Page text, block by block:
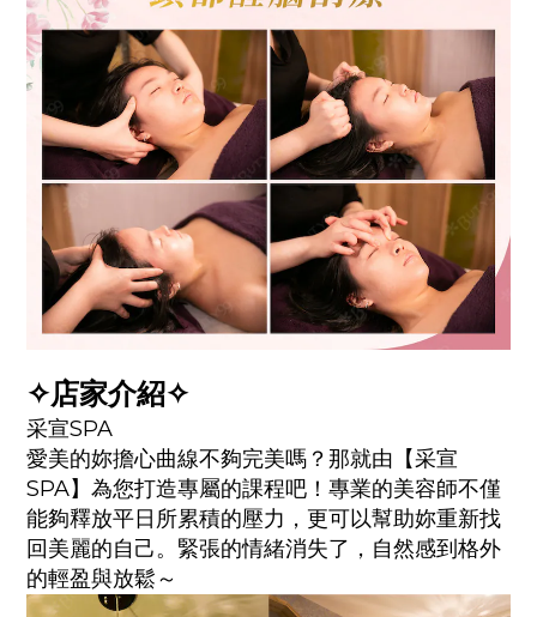
✧店家介紹✧
采宣SPA
愛美的妳擔心曲線不夠完美嗎？那就由【采宣
SPA】為您打造專屬的課程吧！專業的美容師不僅
能夠釋放平日所累積的壓力，更可以幫助妳重新找
回美麗的自己。緊張的情緒消失了，自然感到格外
的輕盈與放鬆～